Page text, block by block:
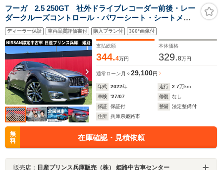
フーガ 2.5 250GT 社外ドライブレコーダー前後・レー
ダークルーズコントロール・パワーシート・シートメモ
リー
ディーラー保証 車両品質評価書付 購入プラン付 360°画像付
支払総額
344.4万円
本体価格
329.8万円
通常ローン 月々29,100円
年式 2022年 走行 2.7万km
車検
'27/07 修復
なし
保証
保証付 整備
法定整備付
住所
兵庫県姫路市
無
料
在庫確認・見積依頼
販売店： 日産プリンス兵庫販売（株） 姫路中古車センター